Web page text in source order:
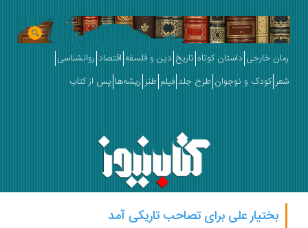
خارجی داستان کوتاه تاریخ دین و فلسفه اقتصاد روانشناسی
کودک و نوجوان طرح جلد فیلم طنز ریشه‌ها پس از کتاب
بختیار علی برای تصاحب تاریکی آمد